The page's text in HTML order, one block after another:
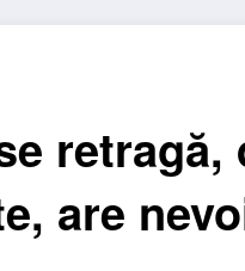
retragă,
are